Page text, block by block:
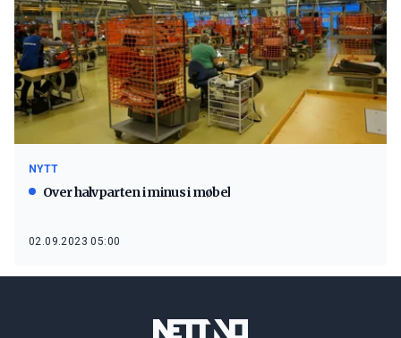
NYTT
Over halvparten i minus i møbel
02.09.2023 05:00